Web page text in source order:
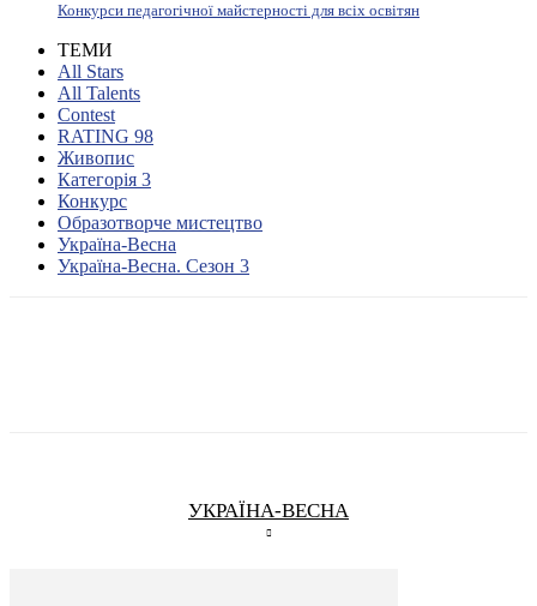
Конкурси педагогічної майстерності для всіх освітян
ТЕМИ
All Stars
All Talents
Contest
RATING 98
Живопис
Категорія 3
Конкурс
Образотворче мистецтво
Україна-Весна
Україна-Весна. Сезон 3
УКРАЇНА-ВЕСНА